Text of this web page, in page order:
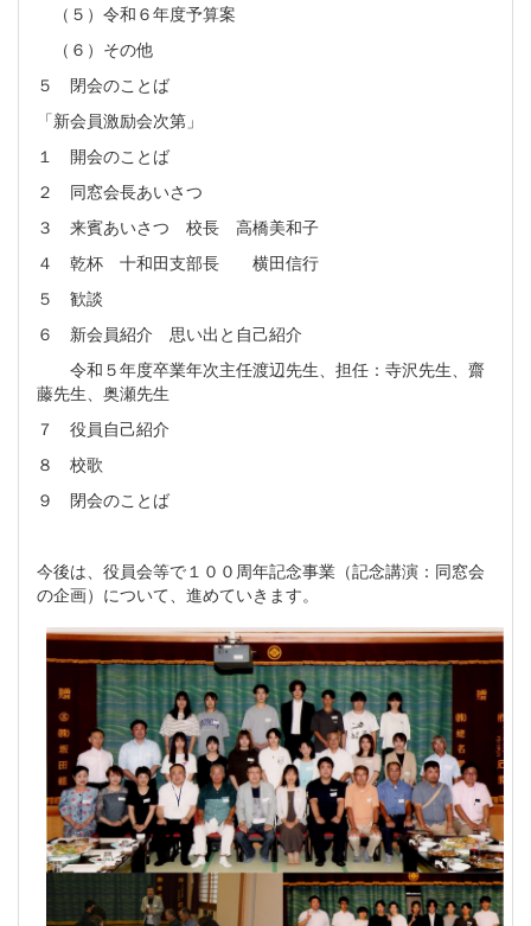
（５）令和６年度予算案
（６）その他
５ 閉会のことば
「新会員激励会次第」
１ 開会のことば
２ 同窓会長あいさつ
３ 来賓あいさつ 校長 高橋美和子
４ 乾杯 十和田支部長 横田信行
５ 歓談
６ 新会員紹介 思い出と自己紹介
令和５年度卒業年次主任渡辺先生、担任：寺沢先生、齋
藤先生、奥瀬先生
７ 役員自己紹介
８ 校歌
９ 閉会のことば
今後は、役員会等で１００周年記念事業（記念講演：同窓会
の企画）について、進めていきます。